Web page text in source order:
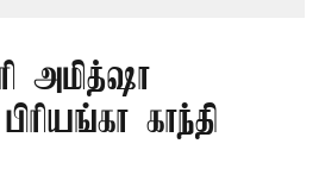
அமித்ஷா
காந்தி